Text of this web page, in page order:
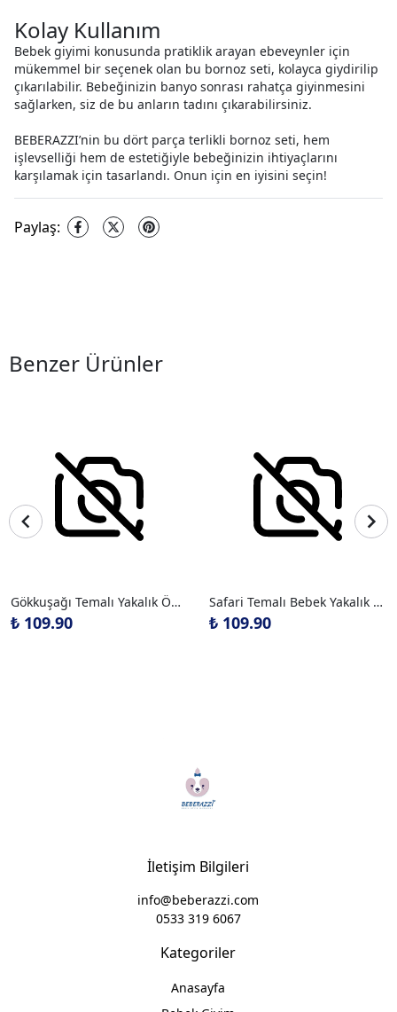
Kolay Kullanım
Bebek giyimi konusunda pratiklik arayan ebeveynler için
mükemmel bir seçenek olan bu bornoz seti, kolayca giydirilip
çıkarılabilir. Bebeğinizin banyo sonrası rahatça giyinmesini
sağlarken, siz de bu anların tadını çıkarabilirsiniz.
BEBERAZZI’nin bu dört parça terlikli bornoz seti, hem
işlevselliği hem de estetiğiyle bebeğinizin ihtiyaçlarını
karşılamak için tasarlandı. Onun için en iyisini seçin!
Paylaş:
Benzer Ürünler
Gökkuşağı Temalı Yakalık Önlük
₺ 109.90
Safari Temalı Bebek Yakalık Önlük
₺ 109.90
Kategoriler
Anasayfa
İletişim Bilgileri
info@beberazzi.com
0533 319 6067